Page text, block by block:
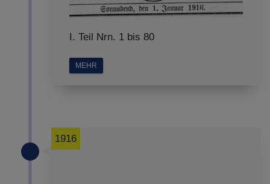
I. Teil Nrn. 1 bis 80
MEHR
1916